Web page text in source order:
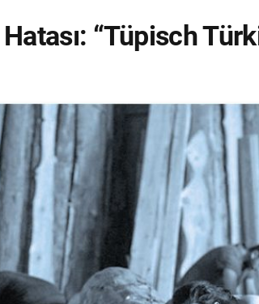
“Tüpisch